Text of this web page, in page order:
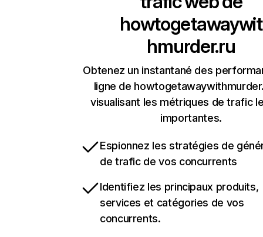
howtogetawaywit
hmurder.ru
Obtenez un instantané des
ligne de
visualisant les métriques de trafic
importantes.
Espionnez les stratégies de
de trafic de vos concurrents
Identifiez les principaux produits,
services et catégories de vos
concurrents.